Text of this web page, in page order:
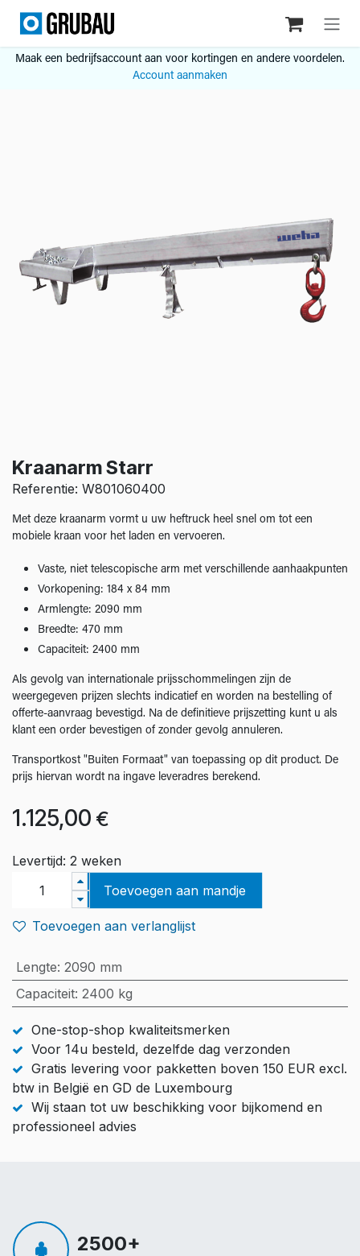
Overslaan naar inhoud
Maak een bedrijfsaccount aan voor kortingen en andere voordelen.
Account aanmaken
Kraanarm Starr
Referentie: W801060400
Met deze kraanarm vormt u uw heftruck heel snel om tot een
mobiele kraan voor het laden en vervoeren.
Vaste, niet telescopische arm met verschillende aanhaakpunten
Vorkopening: 184 x 84 mm
Armlengte: 2090 mm
Breedte: 470 mm
Capaciteit: 2400 mm
Als gevolg van internationale prijsschommelingen zijn de
weergegeven prijzen slechts indicatief en worden na bestelling of
offerte-aanvraag bevestigd. Na de definitieve prijszetting kunt u als
klant een order bevestigen of zonder gevolg annuleren.
Transportkost "Buiten Formaat" van toepassing op dit product. De
prijs hiervan wordt na ingave leveradres berekend.
1.125,00 €
Levertijd: 2 weken
Toevoegen aan mandje
Toevoegen aan verlanglijst
Lengte: 2090 mm
Capaciteit: 2400 kg
One-stop-shop kwaliteitsmerken
Voor 14u besteld, dezelfde dag verzonden
Gratis levering voor pakketten boven 150 EUR excl.
btw in België en GD de Luxembourg
Wij staan tot uw beschikking voor bijkomend en
professioneel advies
2500+